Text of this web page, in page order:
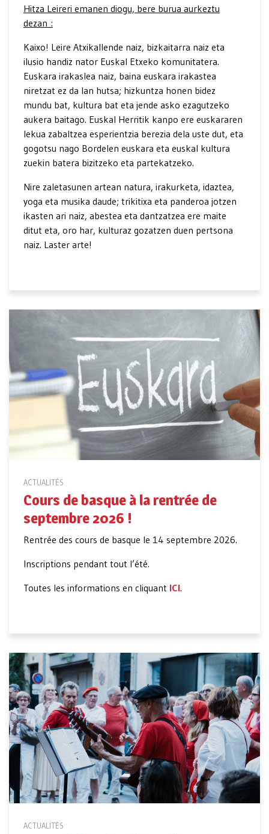
Hitza Leireri emanen diogu, bere burua aurkeztu
dezan :
Kaixo! Leire Atxikallende naiz, bizkaitarra naiz eta
ilusio handiz nator Euskal Etxeko komunitatera.
Euskara irakaslea naiz, baina euskara irakastea
niretzat ez da lan hutsa; hizkuntza honen bidez
mundu bat, kultura bat eta jende asko ezagutzeko
aukera baitago. Euskal Herritik kanpo ere euskararen
lekua zabaltzea esperientzia berezia dela uste dut, eta
gogotsu nago Bordelen euskara eta euskal kultura
zuekin batera bizitzeko eta partekatzeko.
Nire zaletasunen artean natura, irakurketa, idaztea,
yoga eta musika daude; trikitixa eta panderoa jotzen
ikasten ari naiz, abestea eta dantzatzea ere maite
ditut eta, oro har, kulturaz gozatzen duen pertsona
naiz. Laster arte!
ACTUALITÉS
Cours de basque à la rentrée de
septembre 2026 !
Rentrée des cours de basque le 14 septembre 2026.
Inscriptions pendant tout l’été.
Toutes les informations en cliquant ICI.
ACTUALITÉS